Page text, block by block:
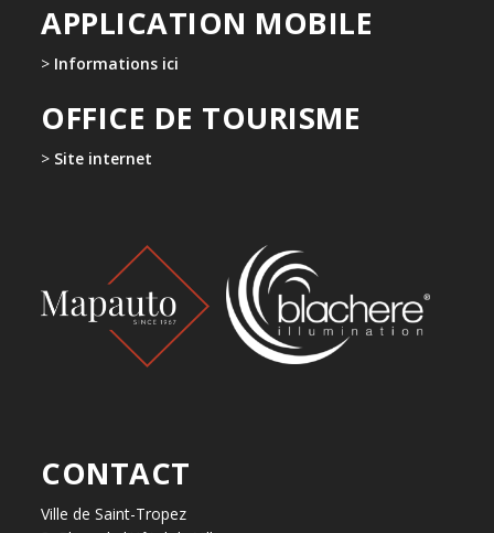
APPLICATION MOBILE
> Informations ici
OFFICE DE TOURISME
> Site internet
CONTACT
Ville de Saint-Tropez